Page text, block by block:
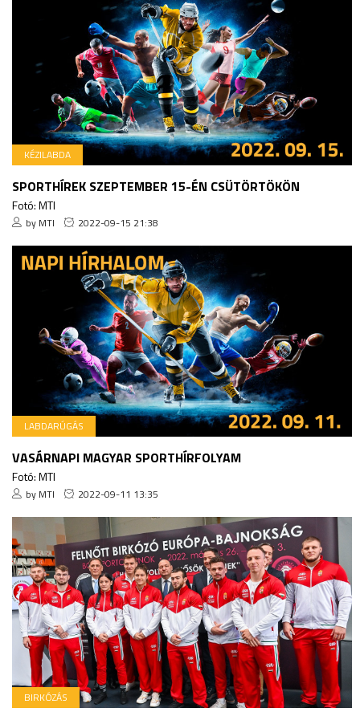
KÉZILABDA
SPORTHÍREK SZEPTEMBER 15-ÉN CSÜTÖRTÖKÖN
Fotó: MTI
by MTI 2022-09-15 21:38
LABDARÚGÁS
VASÁRNAPI MAGYAR SPORTHÍRFOLYAM
Fotó: MTI
by MTI 2022-09-11 13:35
BIRKÓZÁS